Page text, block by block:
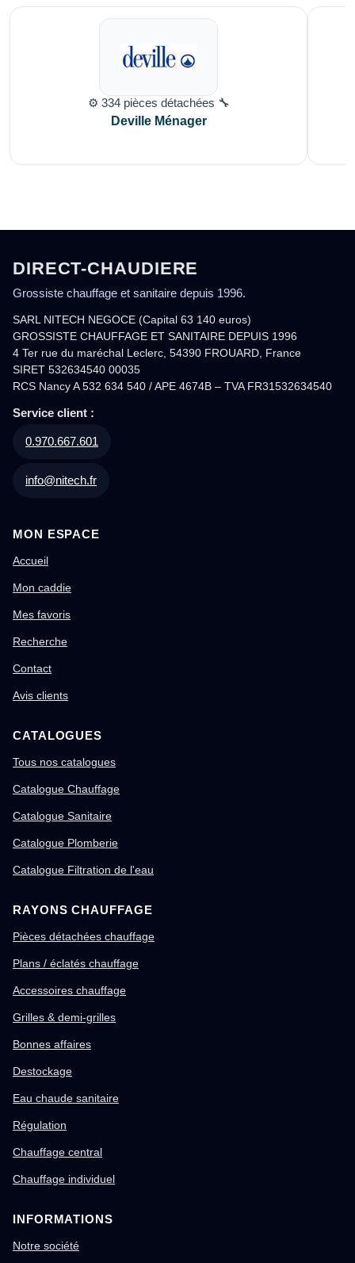
⚙️ 334 pièces détachées 🔧
Deville Ménager
DIRECT-CHAUDIERE
Grossiste chauffage et sanitaire depuis 1996.
SARL NITECH NEGOCE (Capital 63 140 euros)
GROSSISTE CHAUFFAGE ET SANITAIRE DEPUIS 1996
4 Ter rue du maréchal Leclerc, 54390 FROUARD, France
SIRET 532634540 00035
RCS Nancy A 532 634 540 / APE 4674B – TVA FR31532634540
Service client :
0.970.667.601
info@nitech.fr
MON ESPACE
Accueil
Mon caddie
Mes favoris
Recherche
Contact
Avis clients
CATALOGUES
Tous nos catalogues
Catalogue Chauffage
Catalogue Sanitaire
Catalogue Plomberie
Catalogue Filtration de l'eau
RAYONS CHAUFFAGE
Pièces détachées chauffage
Plans / éclatés chauffage
Accessoires chauffage
Grilles & demi-grilles
Bonnes affaires
Destockage
Eau chaude sanitaire
Régulation
Chauffage central
Chauffage individuel
INFORMATIONS
Notre société